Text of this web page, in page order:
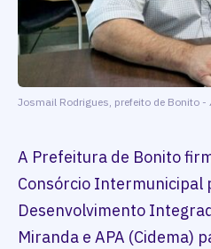
Josmail Rodrigues, prefeito de Bonito -
A Prefeitura de Bonito
Consórcio Intermunicipal
Desenvolvimento
Miranda e APA (Cidema)